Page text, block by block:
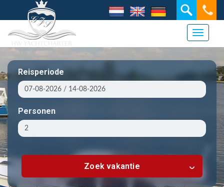
Reisperiode
Personen
Zoek vakantie
Toggle